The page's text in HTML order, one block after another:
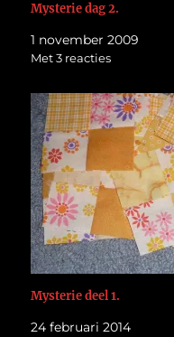
Mysterie dag 2.
1 november 2009
Met 3 reacties
Mysterie deel 1.
24 februari 2014